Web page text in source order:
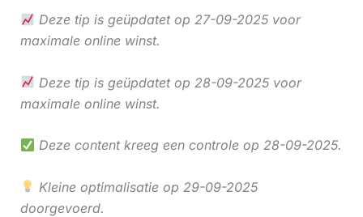
Deze tip is geüpdatet op 27-09-2025 voor
maximale online winst.
Deze tip is geüpdatet op 28-09-2025 voor
maximale online winst.
Deze content kreeg een controle op 28-09-2025.
Kleine optimalisatie op 29-09-2025
doorgevoerd.